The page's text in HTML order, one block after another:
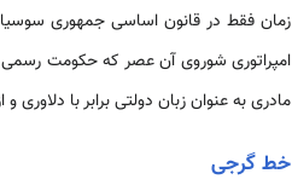
زمان فقط در قانون اساسی جمهوری
امپراتوری شوروی آن عصر که حکومت رسمی
مادری به عنوان زبان دولتی برابر با دلاوری
خط گرجی